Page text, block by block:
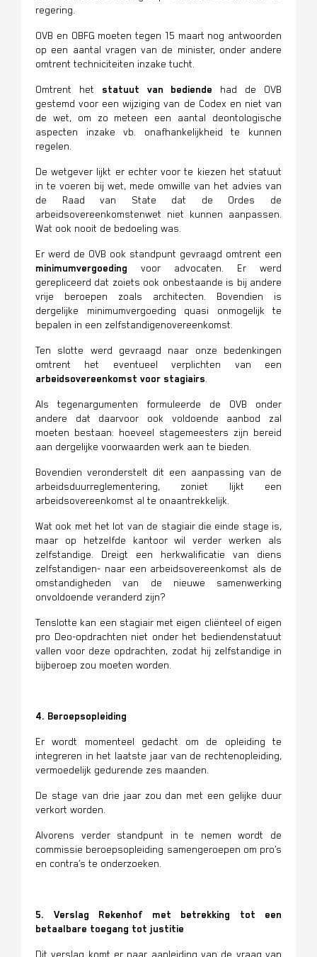
regering.
OVB en OBFG moeten tegen 15 maart nog antwoorden
op een aantal vragen van de minister, onder andere
omtrent techniciteiten inzake tucht.
Omtrent het statuut van bediende had de OVB
gestemd voor een wijziging van de Codex en niet van
de wet, om zo meteen een aantal deontologische
aspecten inzake vb. onafhankelijkheid te kunnen
regelen.
De wetgever lijkt er echter voor te kiezen het statuut
in te voeren bij wet, mede omwille van het advies van
de Raad van State dat de Ordes de
arbeidsovereenkomstenwet niet kunnen aanpassen.
Wat ook nooit de bedoeling was.
Er werd de OVB ook standpunt gevraagd omtrent een
minimumvergoeding voor advocaten. Er werd
gerepliceerd dat zoiets ook onbestaande is bij andere
vrije beroepen zoals architecten. Bovendien is
dergelijke minimumvergoeding quasi onmogelijk te
bepalen in een zelfstandigenovereenkomst.
Ten slotte werd gevraagd naar onze bedenkingen
omtrent het eventueel verplichten van een
arbeidsovereenkomst voor stagiairs.
Als tegenargumenten formuleerde de OVB onder
andere dat daarvoor ook voldoende aanbod zal
moeten bestaan: hoeveel stagemeesters zijn bereid
aan dergelijke voorwaarden werk aan te bieden.
Bovendien veronderstelt dit een aanpassing van de
arbeidsduurreglementering, zoniet lijkt een
arbeidsovereenkomst al te onaantrekkelijk.
Wat ook met het lot van de stagiair die einde stage is,
maar op hetzelfde kantoor wil verder werken als
zelfstandige. Dreigt een herkwalificatie van diens
zelfstandigen- naar een arbeidsovereenkomst als de
omstandigheden van de nieuwe samenwerking
onvoldoende veranderd zijn?
Tenslotte kan een stagiair met eigen cliënteel of eigen
pro Deo-opdrachten niet onder het bediendenstatuut
vallen voor deze opdrachten, zodat hij zelfstandige in
bijberoep zou moeten worden.
4. Beroepsopleiding
Er wordt momenteel gedacht om de opleiding te
integreren in het laatste jaar van de rechtenopleiding,
vermoedelijk gedurende zes maanden.
De stage van drie jaar zou dan met een gelijke duur
verkort worden.
Alvorens verder standpunt in te nemen wordt de
commissie beroepsopleiding samengeroepen om pro’s
en contra’s te onderzoeken.
5. Verslag Rekenhof met betrekking tot een
betaalbare toegang tot justitie
Dit verslag komt er naar aanleiding van de vraag van